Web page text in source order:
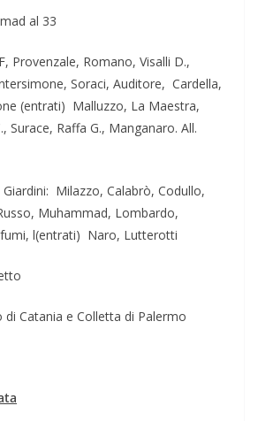
al 33
Provenzale, Romano, Visalli D.,
Soraci, Auditore, Cardella,
(entrati) Malluzzo, La Maestra,
Surace, Raffa G., Manganaro. All.
Milazzo, Calabrò, Codullo,
Muhammad, Lombardo,
l(entrati) Naro, Lutterotti
di Catania e Colletta di Palermo